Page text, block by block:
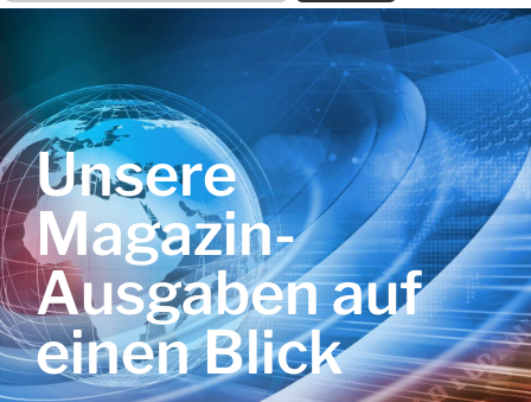
Unsere
Magazin-
Ausgaben auf
einen Blick